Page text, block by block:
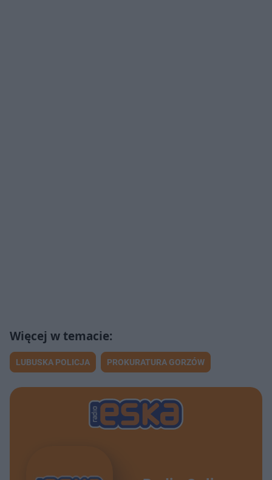
LUBUSKA POLICJA PROKURATURA GORZÓW